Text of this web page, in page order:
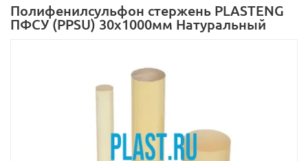
Полифенилсульфон стержень PLASTENG
ПФСУ (PPSU) 30х1000мм Натуральный